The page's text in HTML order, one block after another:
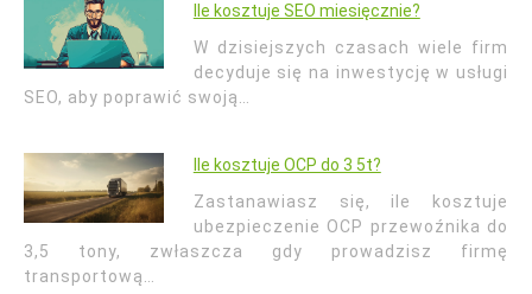
Ile kosztuje SEO miesięcznie?
W dzisiejszych czasach wiele firm
decyduje się na inwestycję w usługi
SEO, aby poprawić swoją…
Ile kosztuje OCP do 3 5t?
Zastanawiasz się, ile kosztuje
ubezpieczenie OCP przewoźnika do
3,5 tony, zwłaszcza gdy prowadzisz firmę
transportową…